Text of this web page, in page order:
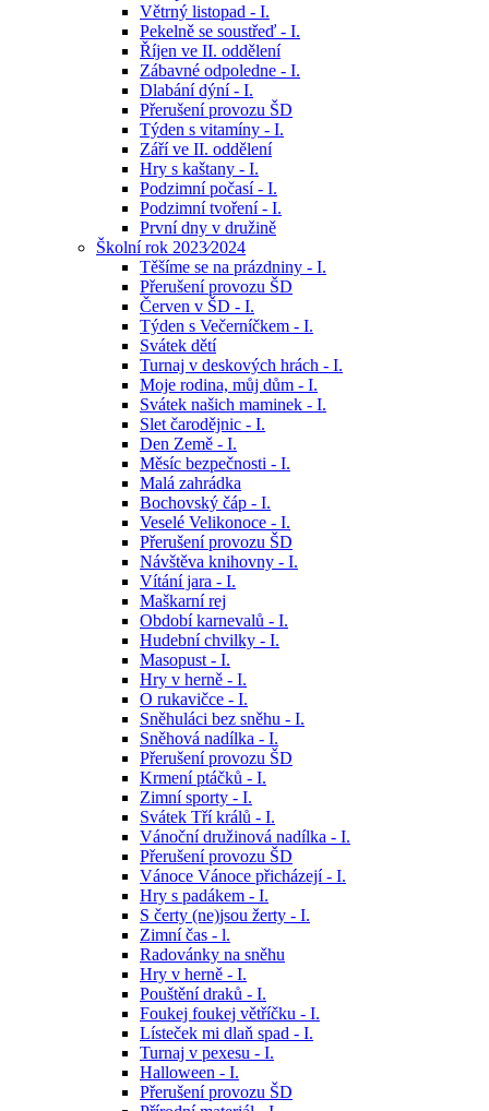
Větrný listopad - I.
Pekelně se soustřeď - I.
Říjen ve II. oddělení
Zábavné odpoledne - I.
Dlabání dýní - I.
Přerušení provozu ŠD
Týden s vitamíny - I.
Září ve II. oddělení
Hry s kaštany - I.
Podzimní počasí - I.
Podzimní tvoření - I.
První dny v družině
Školní rok 2023⁄2024
Těšíme se na prázdniny - I.
Přerušení provozu ŠD
Červen v ŠD - I.
Týden s Večerníčkem - I.
Svátek dětí
Turnaj v deskových hrách - I.
Moje rodina, můj dům - I.
Svátek našich maminek - I.
Slet čarodějnic - I.
Den Země - I.
Měsíc bezpečnosti - I.
Malá zahrádka
Bochovský čáp - I.
Veselé Velikonoce - I.
Přerušení provozu ŠD
Návštěva knihovny - I.
Vítání jara - I.
Maškarní rej
Období karnevalů - I.
Hudební chvilky - I.
Masopust - I.
Hry v herně - I.
O rukavičce - I.
Sněhuláci bez sněhu - I.
Sněhová nadílka - I.
Přerušení provozu ŠD
Krmení ptáčků - I.
Zimní sporty - I.
Svátek Tří králů - I.
Vánoční družinová nadílka - I.
Přerušení provozu ŠD
Vánoce Vánoce přicházejí - I.
Hry s padákem - I.
S čerty (ne)jsou žerty - I.
Zimní čas - l.
Radovánky na sněhu
Hry v herně - I.
Pouštění draků - I.
Foukej foukej větříčku - I.
Lísteček mi dlaň spad - I.
Turnaj v pexesu - I.
Halloween - I.
Přerušení provozu ŠD